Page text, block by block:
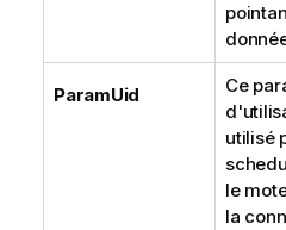
ParamUid
Ce
utilisé
le
la